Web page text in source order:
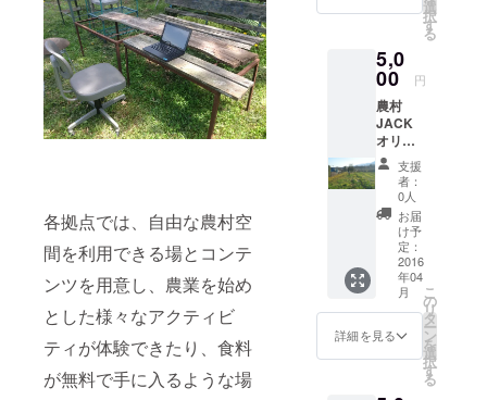
各拠点では、自由な農村空
間を利用できる場とコンテ
ンツを用意し、農業を始め
とした様々なアクティビ
ティが体験できたり、食料
が無料で手に入るような場
行っていま
まった
レター
セット
です。
選
択
す
る
5,0
00 円
農村
JACK
オリジ
ナルス
テッ
カー
（現在
作成
中）
と、農
JACK
の拠点
やアク
ティビ
ティを
支援
者：
0人
お届
け予
定：
2016
年04
月
詳細を見る
こ
の
リ
タ
ー
ン
を
選
択
す
る